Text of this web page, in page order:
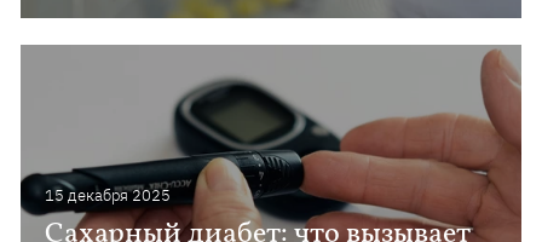
15 декабря 2025